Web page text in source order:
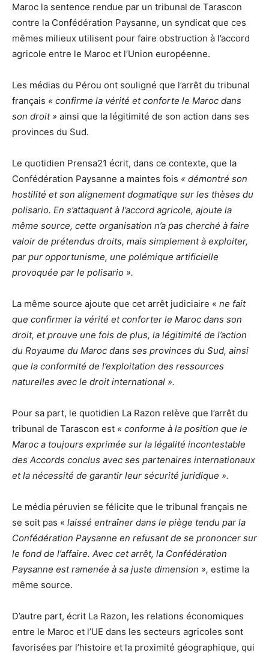
Maroc la sentence rendue par un tribunal de Tarascon
contre la Confédération Paysanne, un syndicat que ces
mêmes milieux utilisent pour faire obstruction à l’accord
agricole entre le Maroc et l’Union européenne.
Les médias du Pérou ont souligné que l’arrêt du tribunal
français « confirme la vérité et conforte le Maroc dans
son droit » ainsi que la légitimité de son action dans ses
provinces du Sud.
Le quotidien Prensa21 écrit, dans ce contexte, que la
Confédération Paysanne a maintes fois « démontré son
hostilité et son alignement dogmatique sur les thèses du
polisario. En s’attaquant à l’accord agricole, ajoute la
même source, cette organisation n’a pas cherché à faire
valoir de prétendus droits, mais simplement à exploiter,
par pur opportunisme, une polémique artificielle
provoquée par le polisario ».
La même source ajoute que cet arrêt judiciaire « ne fait
que confirmer la vérité et conforter le Maroc dans son
droit, et prouve une fois de plus, la légitimité de l’action
du Royaume du Maroc dans ses provinces du Sud, ainsi
que la conformité de l’exploitation des ressources
naturelles avec le droit international ».
Pour sa part, le quotidien La Razon relève que l’arrêt du
tribunal de Tarascon est « conforme à la position que le
Maroc a toujours exprimée sur la légalité incontestable
des Accords conclus avec ses partenaires internationaux
et la nécessité de garantir leur sécurité juridique ».
Le média péruvien se félicite que le tribunal français ne
se soit pas « laissé entraîner dans le piège tendu par la
Confédération Paysanne en refusant de se prononcer sur
le fond de l’affaire. Avec cet arrêt, la Confédération
Paysanne est ramenée à sa juste dimension », estime la
même source.
D’autre part, écrit La Razon, les relations économiques
entre le Maroc et l’UE dans les secteurs agricoles sont
favorisées par l’histoire et la proximité géographique, qui